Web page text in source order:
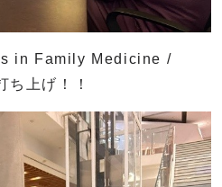
in Family Medicine /
上げ！！